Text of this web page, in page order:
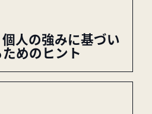
人の強みに基づい
めのヒント